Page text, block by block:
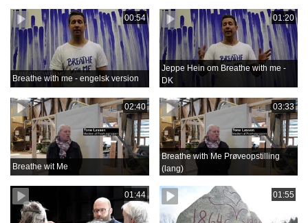
00:54
Breathe with me - engelsk version
01:20
Jeppe Hein om Breathe with me -
DK
02:40
Breathe wit Me
03:33
Breathe with Me Prøveopstilling
(lang)
01:44 01:55